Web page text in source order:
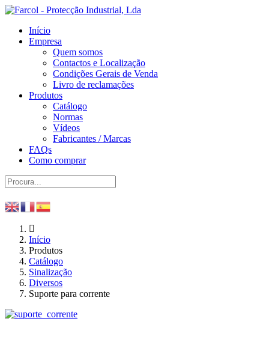
Início
Empresa
Quem somos
Contactos e Localização
Condições Gerais de Venda
Livro de reclamações
Produtos
Catálogo
Normas
Vídeos
Fabricantes / Marcas
FAQs
Como comprar
Início
Produtos
Catálogo
Sinalização
Diversos
Suporte para corrente